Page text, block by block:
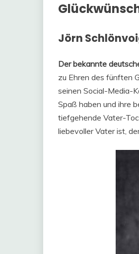
Jörn
Der bekannte
zu Ehren des fünften
seinen Social-Media-
Spaß haben und ihre
tiefgehende Vater-
liebevoller Vater ist,